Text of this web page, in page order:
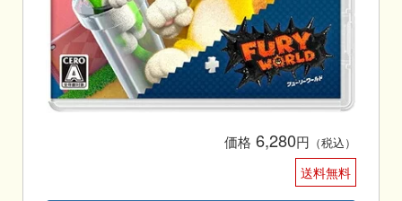
価格 6,280円 （税込）
送料無料